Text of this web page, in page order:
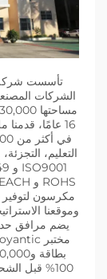
التعليم،
مكرسون لتوفير
وموقعنا
100% قبل